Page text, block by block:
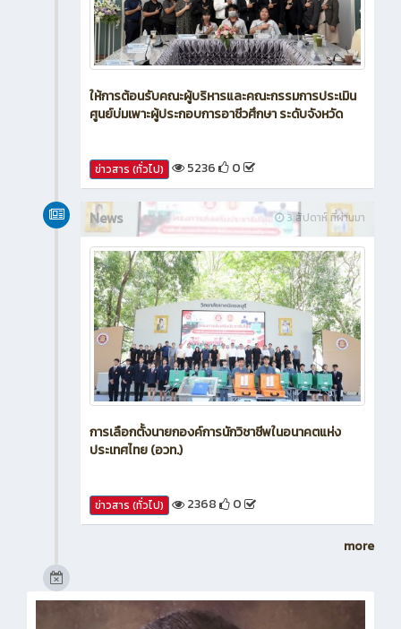
ให้การต้อนรับคณะผู้บริหารและคณะกรรมการประเมิน
5236 0
3 สัปดาห์ ที่ผ่านมา
News
การเลือกตั้งนายกองค์การนักวิชาชีพในอนาคตแห่ง
2368 0